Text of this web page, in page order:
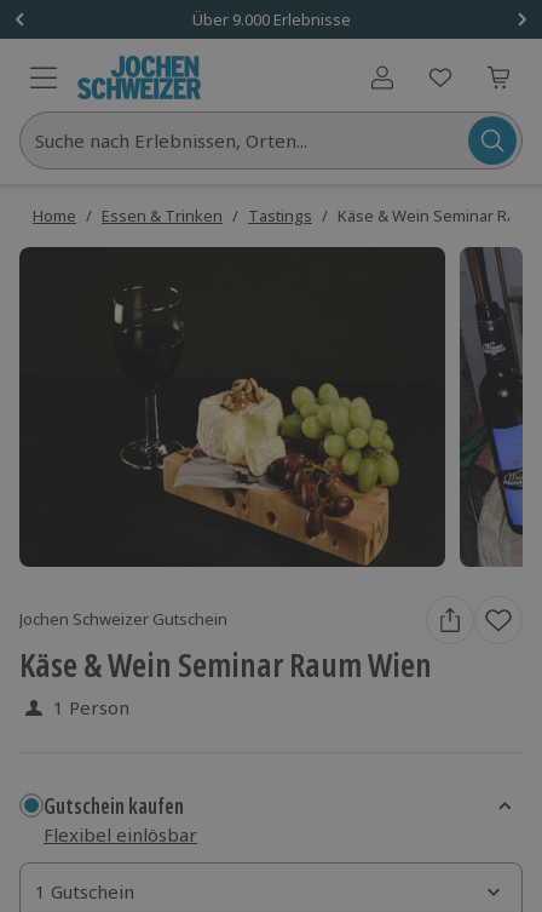
Über 9.000 Erlebnisse
Benutzerkonto
Suche nach Erlebnissen, Orten...
Home / Essen & Trinken / Tastings / Käse & Wein Seminar
Jochen Schweizer Gutschein
Käse & Wein Seminar Raum Wien
1 Person
Gutschein kaufen
Flexibel einlösbar
1 Gutschein
1 Gutschein
1 Gutschein